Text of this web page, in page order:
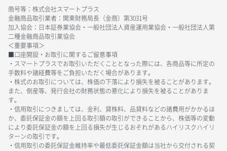
商号等：株式会社スマートプラス
金融商品取引業者：関東財務局長（金商）第3031号
加入協会：日本証券業協会・一般社団法人資産運用業協会・一般社団法人第
二種金融商品取引業協会
＜重要事項＞
■口座開設・お取引に関するご留意事項
・スマートプラスでお取引いただくこととなった際には、各商品等に所定の
手数料や諸経費等をご負担いただく場合があります。
・株式のお取引については、株価の下落により損失を被ることがあります。
また、倒産等、発行会社の財務状態の悪化により損失を被ることがありま
す。
・信用取引につきましては、金利、貸株料、品貸料などの諸費用がかかるほ
か、委託保証金の額を上回る取引額の取引ができることから、株価等の変動
により委託保証金の額を上回る損失が生じるおそれがあるハイリスクハイリ
ターンの取引です。
・信用取引の委託保証金維持率や最低委託保証金額は当社から交付される契